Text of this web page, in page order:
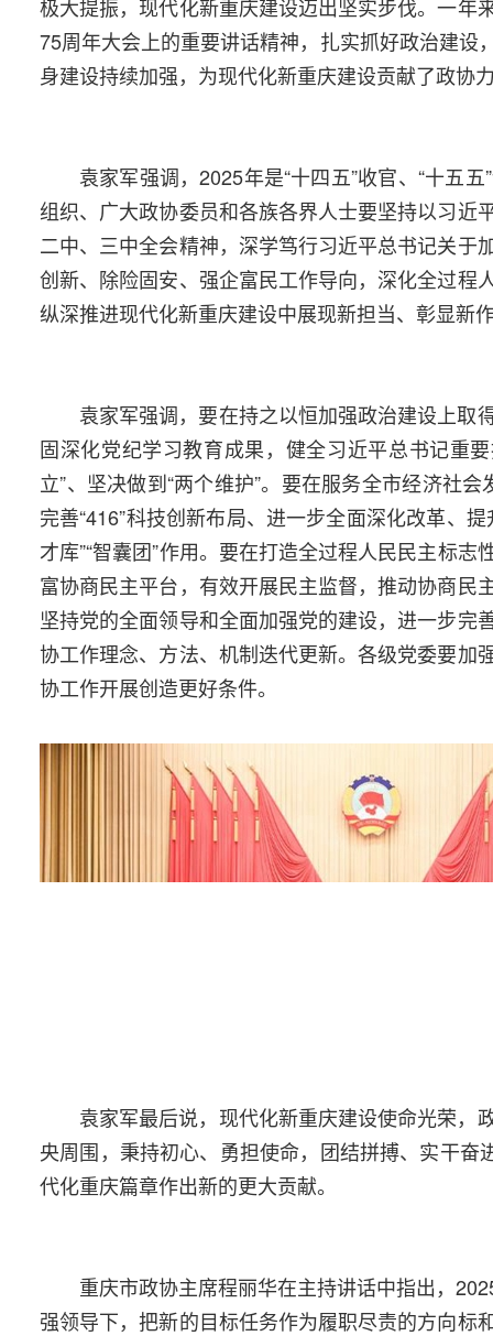
极大提振，现代化新重庆建设迈出坚实步伐。一年
75周年大会上的重要讲话精神，扎实抓好政治建
身建设持续加强，为现代化新重庆建设贡献了政协
袁家军强调，2025年是“十四五”收官、“十五
组织、广大政协委员和各族各界人士要坚持以习
二中、三中全会精神，深学笃行习近平总书记关
创新、除险固安、强企富民工作导向，深化全过程
纵深推进现代化新重庆建设中展现新担当、彰显新
袁家军强调，要在持之以恒加强政治建设上取
固深化党纪学习教育成果，健全习近平总书记重
立”、坚决做到“两个维护”。要在服务全市经济社
完善“416”科技创新布局、进一步全面深化改革、
才库”“智囊团”作用。要在打造全过程人民民主标
富协商民主平台，有效开展民主监督，推动协商
坚持党的全面领导和全面加强党的建设，进一步
协工作理念、方法、机制迭代更新。各级党委要加
协工作开展创造更好条件。
袁家军最后说，现代化新重庆建设使命光荣，
央周围，秉持初心、勇担使命，团结拼搏、实干奋
代化重庆篇章作出新的更大贡献。
重庆市政协主席程丽华在主持讲话中指出，
强领导下，把新的目标任务作为履职尽责的方向